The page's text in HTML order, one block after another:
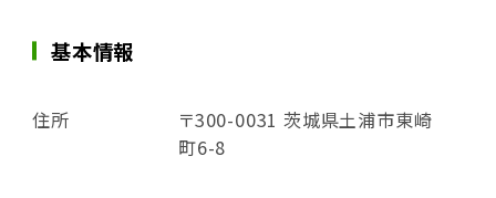
基本情報
住所
〒300-0031 茨城県土浦市東崎
町6-8